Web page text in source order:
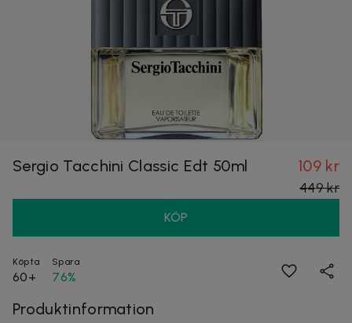
Sergio Tacchini Classic Edt 50ml 109 kr
449 kr
KÖP
Köpta
60+
Spara
76%
Produktinformation